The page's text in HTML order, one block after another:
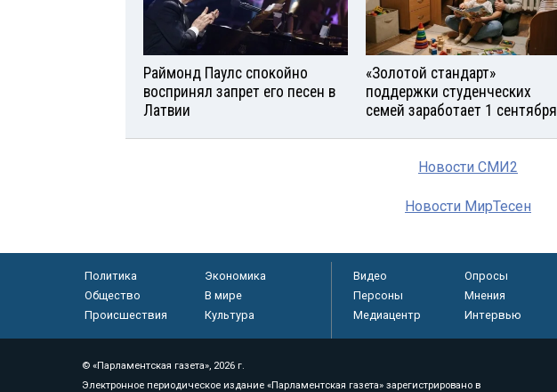
Раймонд Паулс спокойно
воспринял запрет его песен в
Латвии
«Золотой стандарт»
поддержки студенческих
семей заработает 1 сентября
Новости СМИ2
Новости МирТесен
Политика
Экономика
Общество
В мире
Происшествия
Культура
Видео Опросы
Персоны
Мнения
Медиацентр
Интервью
© «Парламентская газета», 2026 г.
Электронное периодическое издание «Парламентская газета» зарегистрировано в